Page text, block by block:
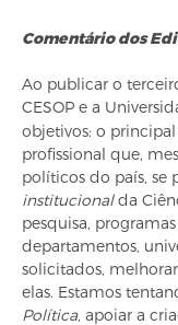
Comentário dos
Ao publicar o
CESOP e a
objetivos: o
profissional que,
políticos do país, se
institucionalda
pesquisa,
departamentos,
solicitados,
elas. Estamos
Política, apoiar a